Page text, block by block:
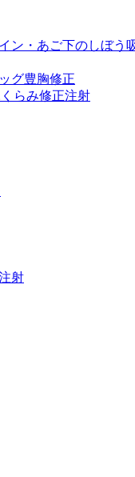
ン・あご下のしぼう
グ豊胸修正
らみ修正注射
射